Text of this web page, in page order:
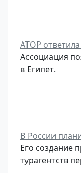
АТОР
Ассоциация
в Египет.
В России
Его создание
турагентств